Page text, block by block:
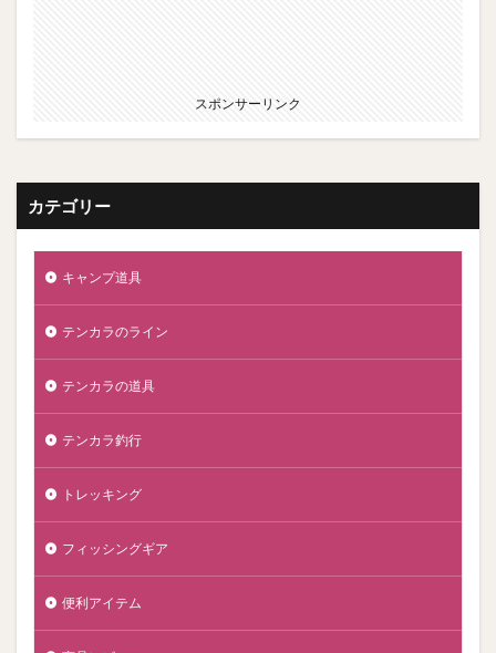
スポンサーリンク
カテゴリー
キャンプ道具
テンカラのライン
テンカラの道具
テンカラ釣行
トレッキング
フィッシングギア
便利アイテム